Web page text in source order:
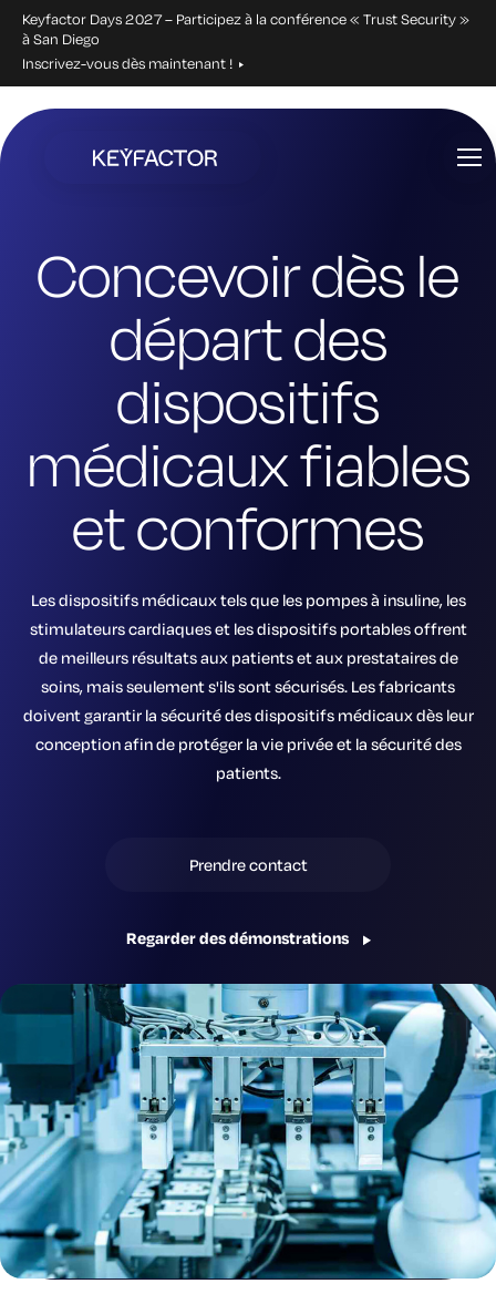
Keyfactor Days 2027 – Participez à la conférence « Trust Security »
à San Diego
Inscrivez-vous dès maintenant !
directement
Concevoir dès le
départ des
dispositifs
médicaux fiables
et conformes
Les dispositifs médicaux tels que les pompes à insuline, les
stimulateurs cardiaques et les dispositifs portables offrent
de meilleurs résultats aux patients et aux prestataires de
soins, mais seulement s'ils sont sécurisés. Les fabricants
doivent garantir la sécurité des dispositifs médicaux dès leur
conception afin de protéger la vie privée et la sécurité des
patients.
Prendre contact
Regarder des démonstrations